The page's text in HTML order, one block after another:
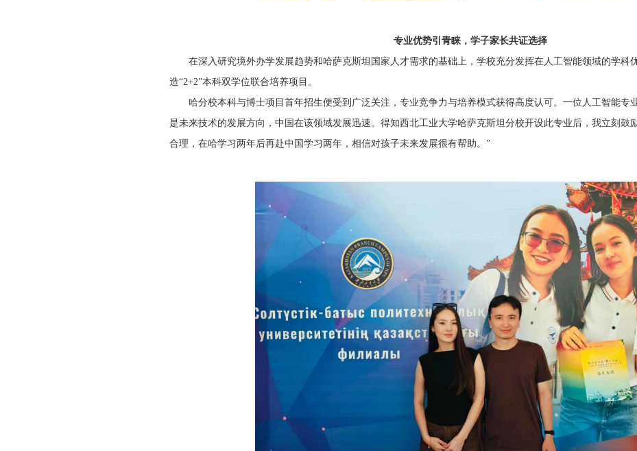
专业优势引青睐，学子家长共证选择
在深入研究境外办学发展趋势和哈萨克斯坦国家人才需求的基础上，学校充分发挥在人工智能领域的学科
造“2+2”本科双学位联合培养项目。
哈分校本科与博士项目首年招生便受到广泛关注，专业竞争力与培养模式获得高度认可。一位人工智能专
是未来技术的发展方向，中国在该领域发展迅速。得知西北工业大学哈萨克斯坦分校开设此专业后，我立刻鼓
合理，在哈学习两年后再赴中国学习两年，相信对孩子未来发展很有帮助。”